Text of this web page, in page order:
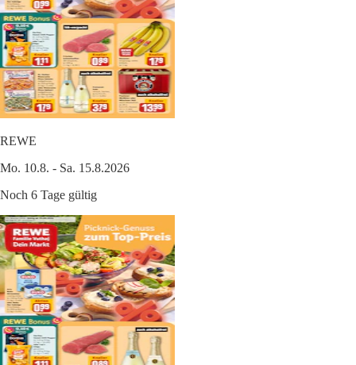
REWE
Mo. 10.8. - Sa. 15.8.2026
Noch 6 Tage gültig